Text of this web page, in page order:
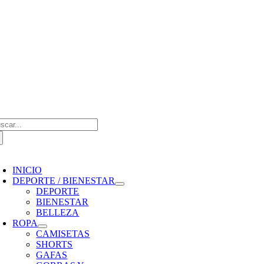
INICIO
DEPORTE / BIENESTAR
DEPORTE
BIENESTAR
BELLEZA
ROPA
CAMISETAS
SHORTS
GAFAS